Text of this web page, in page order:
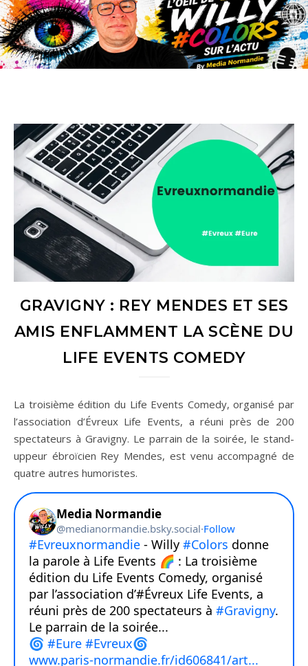
GRAVIGNY : REY MENDES ET SES
AMIS ENFLAMMENT LA SCÈNE DU
LIFE EVENTS COMEDY
La troisième édition du Life Events Comedy, organisé par
l’association d’Évreux Life Events, a réuni près de 200
spectateurs à Gravigny. Le parrain de la soirée, le stand-
uppeur ébroïcien Rey Mendes, est venu accompagné de
quatre autres humoristes.